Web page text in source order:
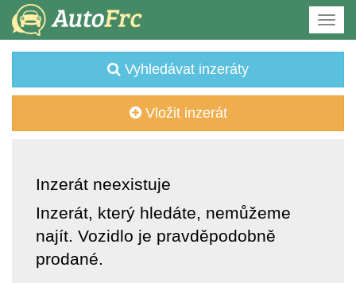
Vyhledávat inzeráty
Vložit inzerát
Inzerát neexistuje
Inzerát, který hledáte, nemůžeme
najít. Vozidlo je pravděpodobně
prodané.